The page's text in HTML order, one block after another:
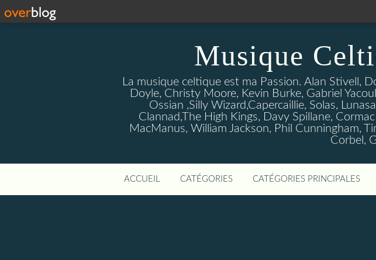
Musique
La musique celtique est ma Passion. Alan Stivell,
Doyle, Christy Moore, Kevin Burke, Gabriel
Ossian ,Silly Wizard,Capercaillie, Solas,
Clannad,The High Kings, Davy Spillane,
MacManus, William Jackson, Phil Cunningham,
Corbel,
ACCUEIL CATÉGORIES CATÉGORIES PRINCIPALES